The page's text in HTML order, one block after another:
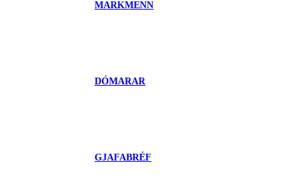
MARKMENN
DÓMARAR
GJAFABRÉF